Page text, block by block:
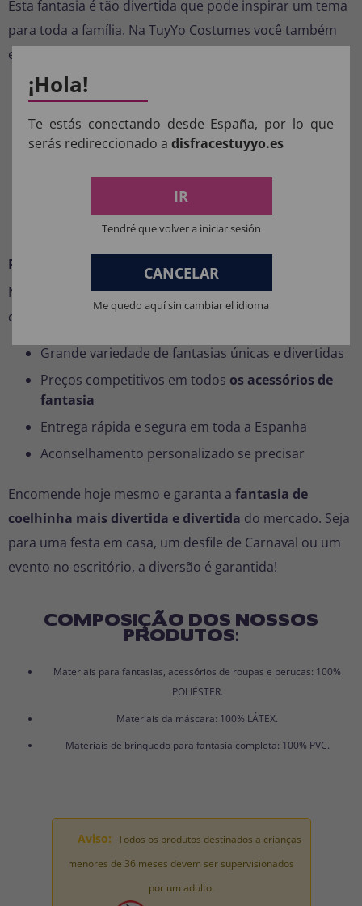
Esta fantasia é tão divertida que pode inspirar um tema
para toda a família. Na TuyYo Costumes você também
encontra:
Fantasias para crianças
Fantasias para meninas
Fantasias para bebês
Fantasias para adultos
Trajes para homens
Por que comprar fantasias na TuyYo Costumes?
Na nossa loja online você desfrutará de vantagens
como:
Grande variedade de fantasias únicas e divertidas
Preços competitivos em todos os acessórios de
fantasia
Entrega rápida e segura em toda a Espanha
Aconselhamento personalizado se precisar
Encomende hoje mesmo e garanta a fantasia de
coelhinha mais divertida e divertida do mercado. Seja
para uma festa em casa, um desfile de Carnaval ou um
evento no escritório, a diversão é garantida!
COMPOSIÇÃO DOS NOSSOS
PRODUTOS:
Materiais para fantasias, acessórios de roupas e perucas: 100%
POLIÉSTER.
Materiais da máscara: 100% LÁTEX.
Materiais de brinquedo para fantasia completa: 100% PVC.
Aviso: Todos os produtos destinados a crianças
menores de 36 meses devem ser supervisionados
por um adulto.
¡Hola!
Te estás conectando desde España, por lo que
serás redireccionado a disfracestuyyo.es
IR
Tendré que volver a iniciar sesión
CANCELAR
Me quedo aquí sin cambiar el idioma